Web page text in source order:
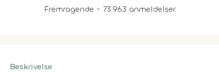
Fremragende - 73.963 anmeldelser
Beskrivelse